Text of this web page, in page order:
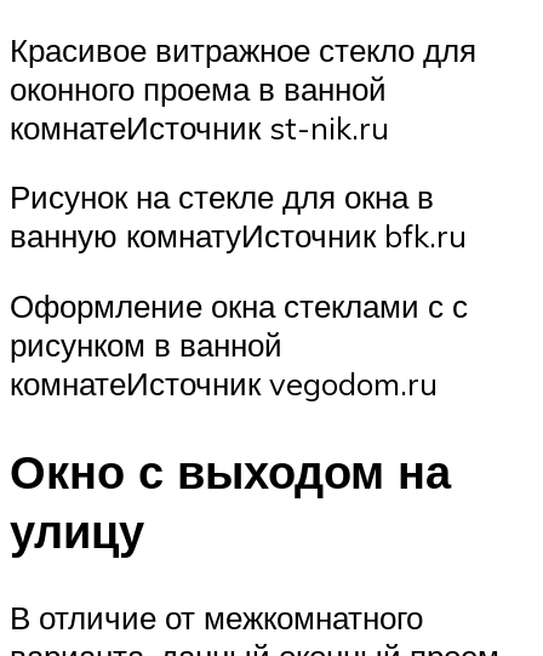
Красивое витражное стекло для
оконного проема в ванной
комнатеИсточник st-nik.ru
Рисунок на стекле для окна в
ванную комнатуИсточник bfk.ru
Оформление окна стеклами с с
рисунком в ванной
комнатеИсточник vegodom.ru
Окно с выходом на
улицу
В отличие от межкомнатного